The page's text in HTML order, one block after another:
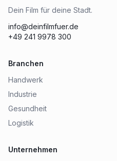
Dein Film für deine Stadt.
info@deinfilmfuer.de
+49 241 9978 300
Branchen
Handwerk
Industrie
Gesundheit
Logistik
Unternehmen